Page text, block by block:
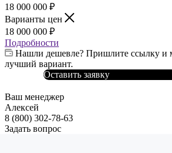
18 000 000 ₽
Варианты цен
18 000 000 ₽
Подробности
Нашли дешевле? Пришлите ссылку и
лучший вариант.
Оставить заявку
Ваш менеджер
Алексей
8 (800) 302-78-63
Задать вопрос